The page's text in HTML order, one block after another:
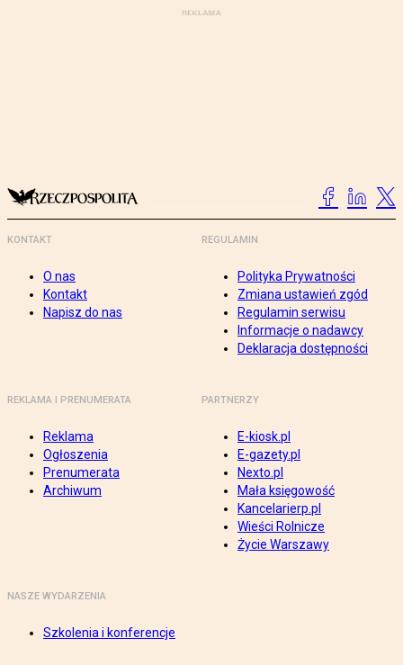
KONTAKT
O nas
Kontakt
Napisz do nas
REGULAMIN
Polityka Prywatności
Zmiana ustawień zgód
Regulamin serwisu
Informacje o nadawcy
Deklaracja dostępności
REKLAMA I PRENUMERATA
Reklama
Ogłoszenia
Prenumerata
Archiwum
PARTNERZY
E-kiosk.pl
E-gazety.pl
Nexto.pl
Mała księgowość
Kancelarierp.pl
Wieści Rolnicze
Życie Warszawy
NASZE WYDARZENIA
Szkolenia i konferencje